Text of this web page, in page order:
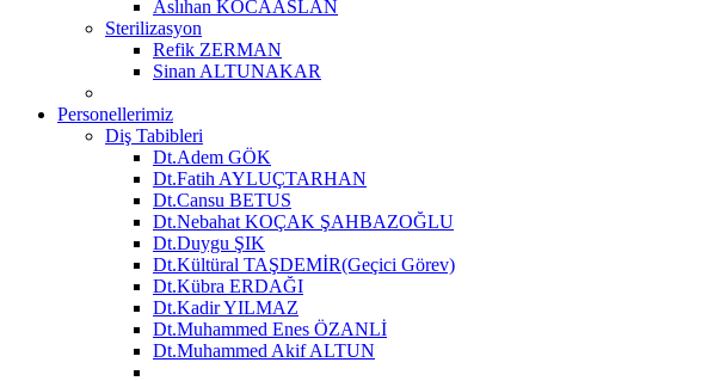
Aslıhan KOCAASLAN
Sterilizasyon
Refik ZERMAN
Sinan ALTUNAKAR
Personellerimiz
Diş Tabibleri
Dt.Adem GÖK
Dt.Fatih AYLUÇTARHAN
Dt.Cansu BETUS
Dt.Nebahat KOÇAK ŞAHBAZOĞLU
Dt.Duygu ŞIK
Dt.Kültüral TAŞDEMİR(Geçici Görev)
Dt.Kübra ERDAĞI
Dt.Kadir YILMAZ
Dt.Muhammed Enes ÖZANLİ
Dt.Muhammed Akif ALTUN